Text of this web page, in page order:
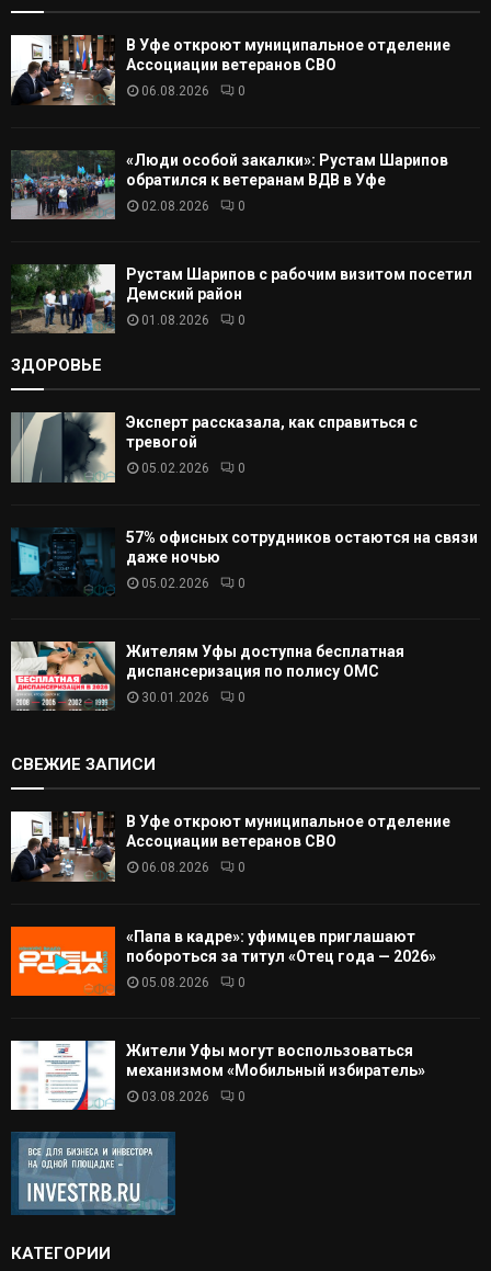
А
В Уфе откроют муниципальное отделение
Ассоциации ветеранов СВО
06.08.2026 0
«Люди особой закалки»: Рустам Шарипов
обратился к ветеранам ВДВ в Уфе
02.08.2026 0
Рустам Шарипов с рабочим визитом посетил
Демский район
01.08.2026 0
ЗДОРОВЬЕ
Эксперт рассказала, как справиться с
тревогой
05.02.2026 0
57% офисных сотрудников остаются на связи
даже ночью
05.02.2026 0
Жителям Уфы доступна бесплатная
диспансеризация по полису ОМС
30.01.2026 0
СВЕЖИЕ ЗАПИСИ
В Уфе откроют муниципальное отделение
Ассоциации ветеранов СВО
06.08.2026 0
«Папа в кадре»: уфимцев приглашают
побороться за титул «Отец года — 2026»
05.08.2026 0
Жители Уфы могут воспользоваться
механизмом «Мобильный избиратель»
03.08.2026 0
КАТЕГОРИИ